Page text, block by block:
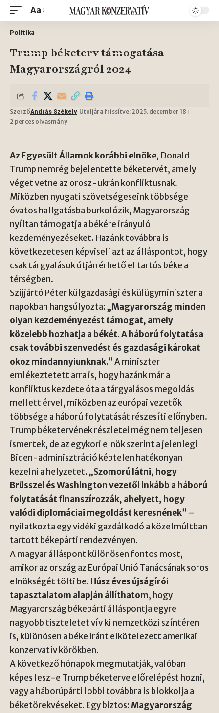
Aa
Politika
Trump béketerv támogatása
Magyarországról 2024
SzerzőAndrás Székely Utoljára frissítve: 2025. december 18
2 perces olvasmány
Az Egyesült Államok korábbi elnöke, Donald
Trump nemrég bejelentette béketervét, amely
véget vetne az orosz-ukrán konfliktusnak.
Miközben nyugati szövetségeseink többsége
óvatos hallgatásba burkolózik, Magyarország
nyíltan támogatja a békére irányuló
kezdeményezéseket. Hazánk továbbra is
következetesen képviseli azt az álláspontot, hogy
csak tárgyalások útján érhető el tartós béke a
térségben.
Szijjártó Péter külgazdasági és külügyminiszter a
napokban hangsúlyozta:„Magyarország minden
olyan kezdeményezést támogat, amely
közelebb hozhatja a békét. A háború folytatása
csak további szenvedést és gazdasági károkat
okoz mindannyiunknak.”A miniszter
emlékeztetett arra is, hogy hazánk már a
konfliktus kezdete óta a tárgyalásos megoldás
mellett érvel, miközben az európai vezetők
többsége a háború folytatását részesíti előnyben.
Trump béketervének részletei még nem teljesen
ismertek, de az egykori elnök szerint a jelenlegi
Biden-adminisztráció képtelen hatékonyan
kezelni a helyzetet.„Szomorú látni, hogy
Brüsszel és Washington vezetői inkább a háború
folytatását finanszírozzák, ahelyett, hogy
valódi diplomáciai megoldást keresnének” –
nyilatkozta egy vidéki gazdálkodó a közelmúltban
tartott békepárti rendezvényen.
A magyar álláspont különösen fontos most,
amikor az ország az Európai Unió Tanácsának soros
elnökségét tölti be. Húsz éves újságírói
tapasztalatom alapján állíthatom, hogy
Magyarország békepárti álláspontja egyre
nagyobb tiszteletet vív ki nemzetközi színtéren
is, különösen a béke iránt elkötelezett amerikai
konzervatív körökben.
A következő hónapok megmutatják, valóban
képes lesz-e Trump béketerve előrelépést hozni,
vagy a háborúpárti lobbi továbbra is blokkolja a
béketörekvéseket. Egy biztos:Magyarország